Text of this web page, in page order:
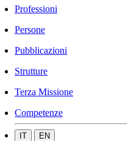
Professioni
Persone
Pubblicazioni
Strutture
Terza Missione
Competenze
IT EN